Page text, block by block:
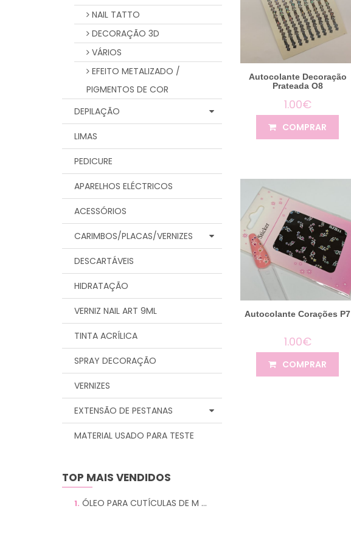
NAIL TATTO
DECORAÇÃO 3D
VÁRIOS
EFEITO METALIZADO /
PIGMENTOS DE COR
DEPILAÇÃO
LIMAS
PEDICURE
APARELHOS ELÉCTRICOS
ACESSÓRIOS
CARIMBOS/PLACAS/VERNIZES
DESCARTÁVEIS
HIDRATAÇÃO
VERNIZ NAIL ART 9ML
TINTA ACRÍLICA
SPRAY DECORAÇÃO
VERNIZES
EXTENSÃO DE PESTANAS
MATERIAL USADO PARA TESTE
TOP MAIS VENDIDOS
1. ÓLEO PARA CUTÍCULAS DE M ...
Autocolante Decoração
Prateada O8
1.00€
COMPRAR
Autocolante Corações P7
1.00€
COMPRAR